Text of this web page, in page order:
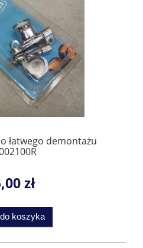
łatwego demontażu
zł
koszyka